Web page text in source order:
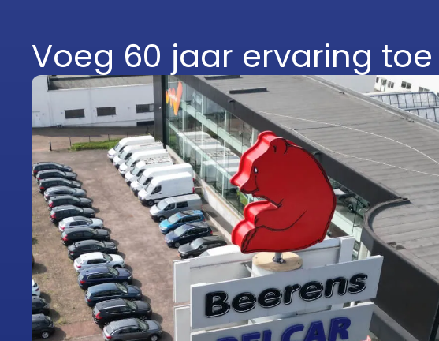
Voeg 60 jaar ervaring